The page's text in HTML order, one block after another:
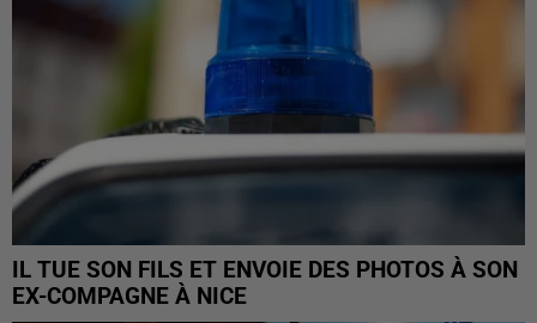
IL TUE SON FILS ET ENVOIE DES PHOTOS À SON
EX-COMPAGNE À NICE